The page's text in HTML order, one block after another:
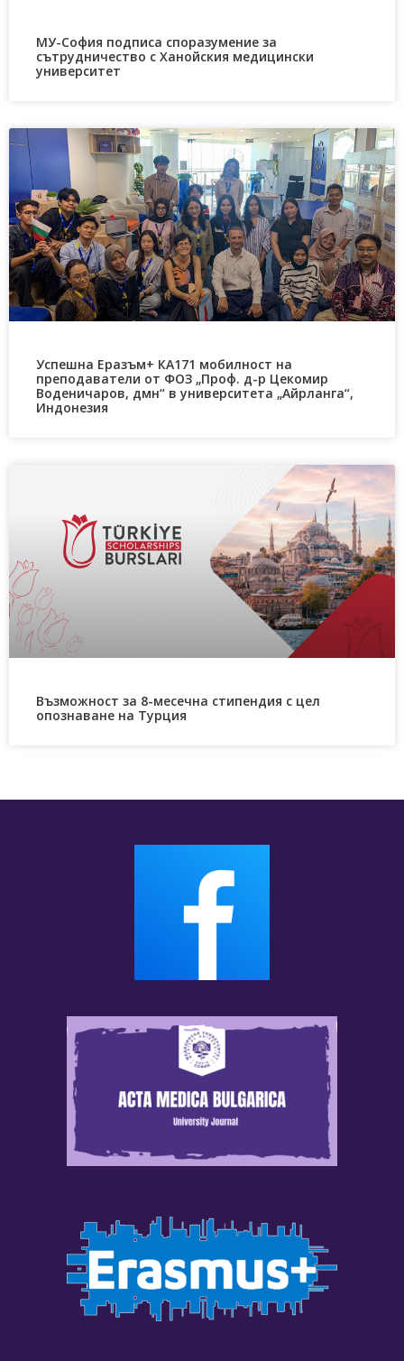
МУ-София подписа споразумение за
сътрудничество с Ханойския медицински
университет
Успешна Еразъм+ КА171 мобилност на
преподаватели от ФОЗ „Проф. д-р Цекомир
Воденичаров, дмн“ в университета „Айрланга“,
Индонезия
Възможност за 8-месечна стипендия с цел
опознаване на Турция